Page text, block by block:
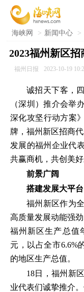
海峡网 > 新闻中心 >
2023福州新区
福州日报 2023-10-19
诚招天下客，
（深圳）推介会举
深化攻坚行动方案
牌，福州新区招商
发展的福州企业代
共赢商机，共创美好
前景广阔
搭建发展大平台
福州新区作为
高质量发展动能强
福州新区生产总值
元，以占全市6.6%
的地区生产总值。
18日，福州新
业代表们诚挚推介